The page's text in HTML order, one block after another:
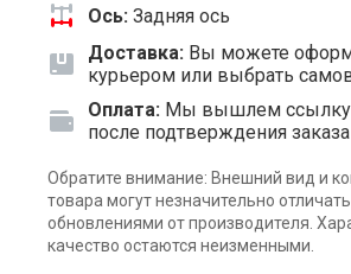
Ось: Задняя ось
Доставка: Вы можете
курьером или выбрать
Оплата: Мы вышлем ссылку
после подтверждения
Обратите внимание: Внешний вид и
товара могут незначительно
обновлениями от производителя.
качество остаются неизменными.